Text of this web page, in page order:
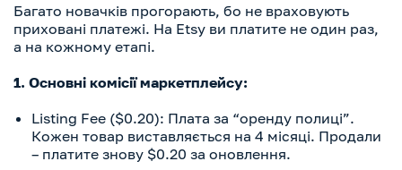
Багато новачків прогорають, бо не враховують
приховані платежі. На Etsy ви платите не один раз,
а на кожному етапі.
1. Основні комісії маркетплейсу:
Listing Fee ($0.20): Плата за “оренду полиці”.
Кожен товар виставляється на 4 місяці. Продали
– платите знову $0.20 за оновлення.